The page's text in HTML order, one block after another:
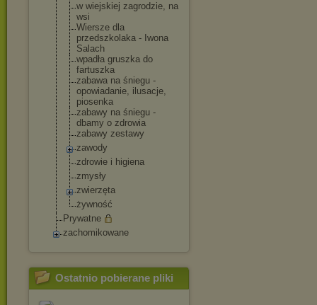
w wiejskiej zagrodzie, na
wsi
Wiersze dla
przedszkolaka - Iwona
Salach
wpadła gruszka do
fartuszka
zabawa na śniegu -
opowiadanie, ilusacje,
piosenka
zabawy na śniegu -
dbamy o zdrowia
zabawy zestawy
zawody
zdrowie i higiena
zmysły
zwierzęta
żywność
Prywatne
zachomikowane
Ostatnio pobierane pliki